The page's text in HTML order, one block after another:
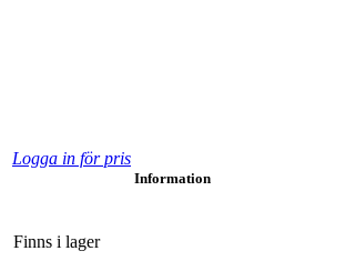
Logga in för pris
Information
Finns i lager